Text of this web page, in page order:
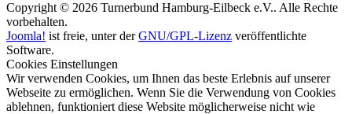
Copyright © 2026 Turnerbund Hamburg-Eilbeck e.V.. Alle Rechte
vorbehalten.
Joomla! ist freie, unter derGNU/GPL-Lizenz veröffentlichte
Software.
Cookies Einstellungen
Wir verwenden Cookies, um Ihnen das beste Erlebnis auf unserer
Webseite zu ermöglichen. Wenn Sie die Verwendung von Cookies
ablehnen, funktioniert diese Website möglicherweise nicht wie